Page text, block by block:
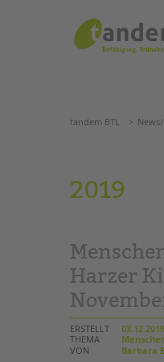
KITA &
Oberschulen
Kollegs
EFöB
tandem BTL
tandem BTL
2019
Harzer
ERSTELLT
03.12.2019
THEMA
VON
Barbara